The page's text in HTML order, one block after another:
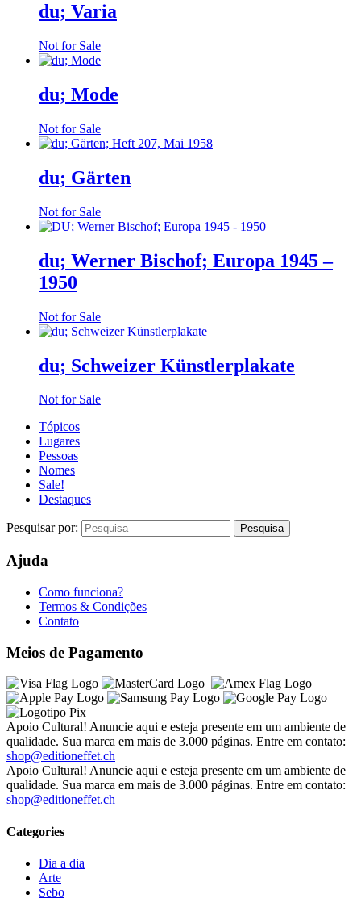
du; Varia
Not for Sale
du; Mode
Not for Sale
du; Gärten
Not for Sale
du; Werner Bischof; Europa 1945 –
1950
Not for Sale
du; Schweizer Künstlerplakate
Not for Sale
Tópicos
Lugares
Pessoas
Nomes
Sale!
Destaques
Pesquisar por:
Ajuda
Como funciona?
Termos & Condições
Contato
Meios de Pagamento
Apoio Cultural! Anuncie aqui e esteja presente em um ambiente de
qualidade. Sua marca em mais de 3.000 páginas. Entre em contato:
shop@editioneffet.ch
Apoio Cultural! Anuncie aqui e esteja presente em um ambiente de
qualidade. Sua marca em mais de 3.000 páginas. Entre em contato:
shop@editioneffet.ch
Categories
Dia a dia
Arte
Sebo